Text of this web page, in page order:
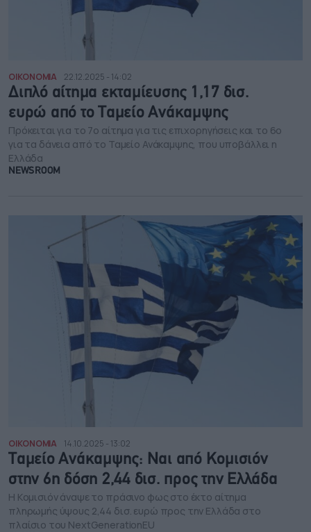
ΟΙΚΟΝΟΜΙΑ 22.12.2025 - 14:02
Διπλό αίτημα εκταμίευσης 1,17 δισ.
ευρώ από το Ταμείο Ανάκαμψης
Πρόκειται για το 7ο αίτημα για τις επιχορηγήσεις και το 6ο
για τα δάνεια από το Ταμείο Ανάκαμψης, που υποβάλλει η
Ελλάδα
NEWSROOM
ΟΙΚΟΝΟΜΙΑ 14.10.2025 - 13:02
Ταμείο Ανάκαμψης: Ναι από Κομισιόν
στην 6η δόση 2,44 δισ. προς την Ελλάδα
Η Κομισιόν άναψε το πράσινο φως στο έκτο αίτημα
πληρωμής ύψους 2,44 δισ. ευρώ προς την Ελλάδα στο
πλαίσιο του NextGenerationEU